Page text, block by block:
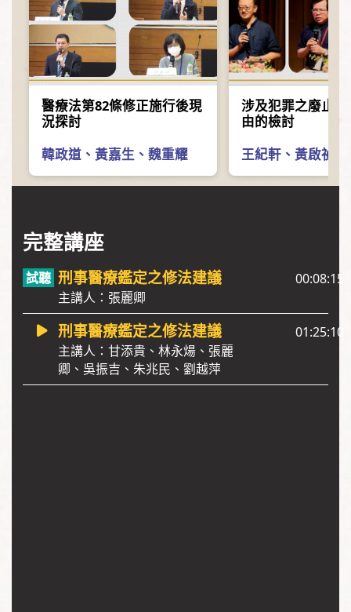
醫療法第82條修正施行後現
況探討
韓政道 、 黃嘉生 、 魏重耀
涉及犯罪之廢止
由的檢討
王紀軒 、 黃啟禎
完整講座
刑事醫療鑑定之修法建議
主講人：張麗卿
00:08:15
刑事醫療鑑定之修法建議
主講人：甘添貴、林永煬、張麗
卿、吳振吉、朱兆民、劉越萍
01:25:10